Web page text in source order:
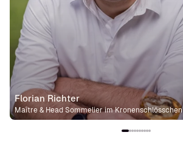
Florian Richter
Maître & Head Sommelier im Kronenschlösschen